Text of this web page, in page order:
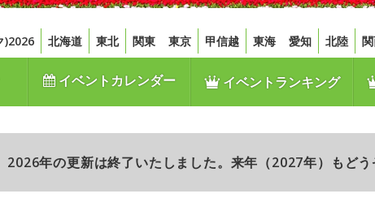
)2026 北海道 東北 関東 東京 甲信越 東海 愛知 北陸
イベントカレンダー イベントランキング
2026年の更新は終了いたしました。来年（2027年）もどう